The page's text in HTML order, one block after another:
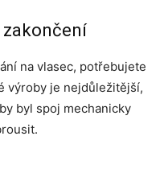
zakončení
na vlasec, potřebujete
výroby je nejdůležitější,
byl spoj mechanicky